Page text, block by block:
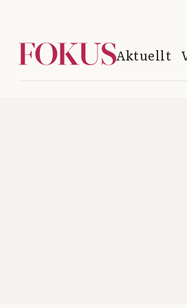
Aktuellt